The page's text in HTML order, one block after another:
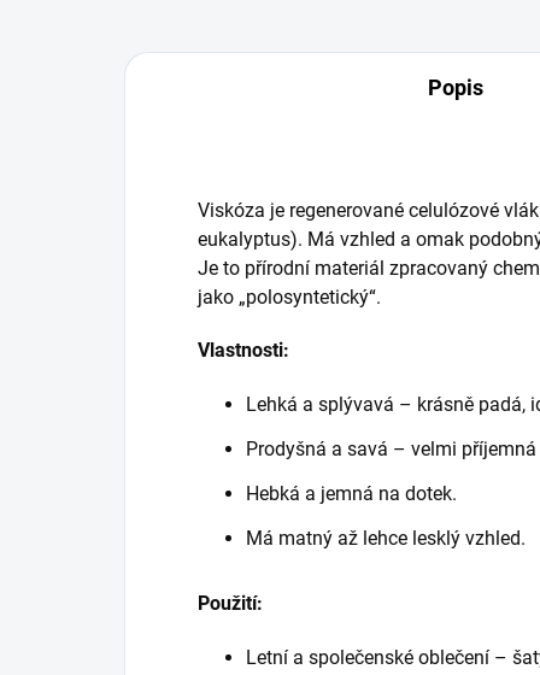
Popis
Viskóza je regenerované celulózové
eukalyptus). Má vzhled a omak
Je to přírodní materiál zpracovaný
jako „polosyntetický“.
Vlastnosti:
Lehká a splývavá – krásně padá,
Prodyšná a savá – velmi
Hebká a jemná na dotek.
Má matný až lehce lesklý vzhled.
Použití:
Letní a společenské oblečení –